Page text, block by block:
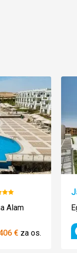
Alam
€ za os.